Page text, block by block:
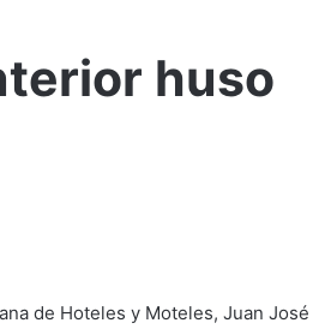
huso
de Hoteles y Moteles, Juan José